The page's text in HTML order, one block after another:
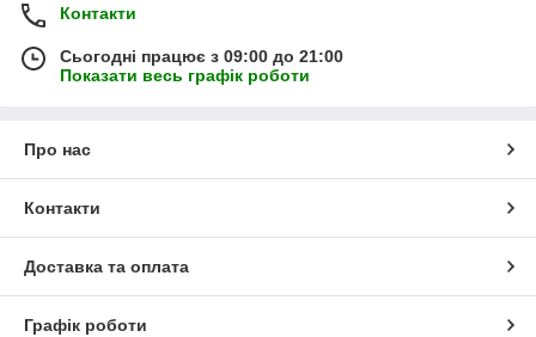
Контакти
Сьогодні працює з 09:00 до 21:00
Показати весь графік роботи
Про нас
Контакти
Доставка та оплата
Графік роботи